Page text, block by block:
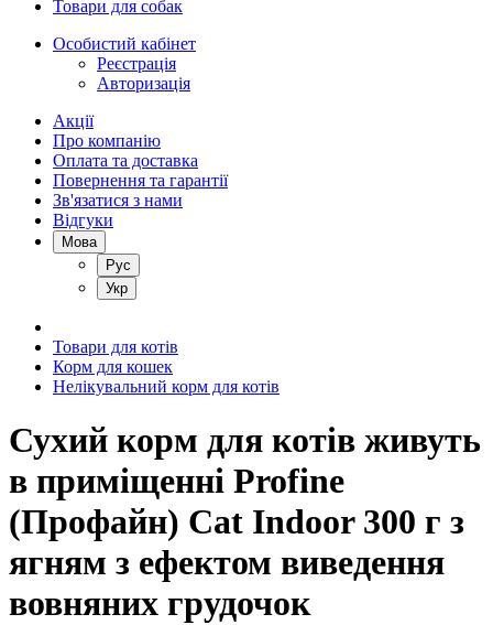
Товари для собак
Особистий кабінет
Реєстрація
Авторизація
Акції
Про компанію
Оплата та доставка
Повернення та гарантії
Зв'язатися з нами
Відгуки
Мова
Рус
Укр
Товари для котів
Корм для кошек
Нелікувальний корм для котів
Сухий корм для котів живуть
в приміщенні Profine
(Профайн) Cat Indoor 300 г з
ягням з ефектом виведення
вовняних грудочок